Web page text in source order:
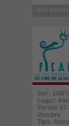
Del : 24/
Lugar:
Perido: 07
Octubre
Tipo: